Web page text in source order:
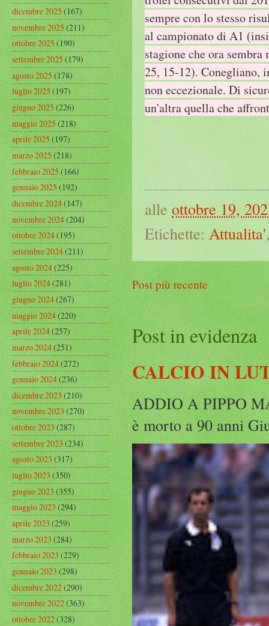
sempre con lo stesso
al campionato di A1
stagione che ora
25, 15-12). Conegliano,
non eccezionale. Di
un'altra quella che
alle ottobre 19,
Etichette: Attualita'
Post più recente
Post in evidenza
CALCIO IN
ADDIO A PIPPO
è morto a 90 anni
dicembre 2025(167)
novembre 2025(211)
ottobre 2025(190)
settembre 2025(179)
agosto 2025(178)
luglio 2025(197)
giugno 2025(226)
maggio 2025(218)
aprile 2025(197)
marzo 2025(218)
febbraio 2025(166)
gennaio 2025(192)
dicembre 2024(147)
novembre 2024(204)
ottobre 2024(195)
settembre 2024(211)
agosto 2024(225)
luglio 2024(281)
giugno 2024(267)
maggio 2024(220)
aprile 2024(257)
marzo 2024(251)
febbraio 2024(272)
gennaio 2024(236)
dicembre 2023(210)
novembre 2023(270)
ottobre 2023(287)
settembre 2023(234)
agosto 2023(317)
luglio 2023(350)
giugno 2023(355)
maggio 2023(294)
aprile 2023(259)
marzo 2023(284)
febbraio 2023(229)
gennaio 2023(298)
dicembre 2022(290)
novembre 2022(363)
ottobre 2022(328)